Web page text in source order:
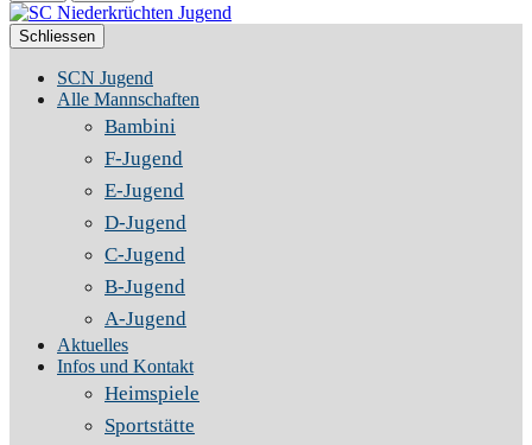
Schliessen
SCN Jugend
Alle Mannschaften
Bambini
F-Jugend
E-Jugend
D-Jugend
C-Jugend
B-Jugend
A-Jugend
Aktuelles
Infos und Kontakt
Heimspiele
Sportstätte